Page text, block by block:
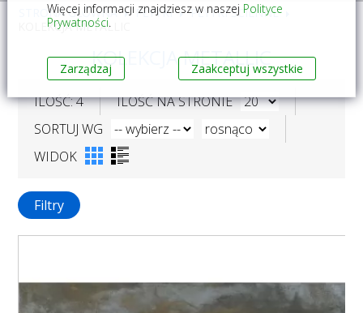
STRONA GŁÓWNA PŁYTKI
PŁYTKI ŚCIENNE
KOLEKCJA METALLIC
KOLEKCJA METALLIC
ILOŚĆ: 4
ILOŚĆ NA STRONIE
SORTUJ WG
WIDOK
Filtry
Więcej informacji znajdziesz w naszej Polityce
Prywatności.
Zarządzaj Zaakceptuj wszystkie